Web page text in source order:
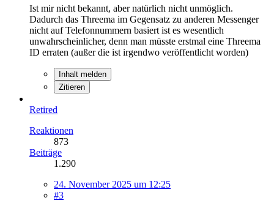
Ist mir nicht bekannt, aber natürlich nicht unmöglich.
Dadurch das Threema im Gegensatz zu anderen Messenger
nicht auf Telefonnummern basiert ist es wesentlich
unwahrscheinlicher, denn man müsste erstmal eine Threema
ID erraten (außer die ist irgendwo veröffentlicht worden)
Inhalt melden
Zitieren
Retired
Reaktionen
873
Beiträge
1.290
24. November 2025 um 12:25
#3